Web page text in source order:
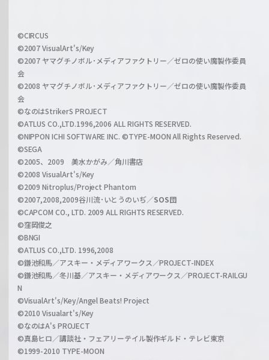
a
r
z
i
l
h
a
n
l
©CIRCUS
©2007 VisualArt's/Key
©2007 ヤマグチノボル･メディアファクトリー／ゼロの使い魔製作委員
会
©2008 ヤマグチノボル･メディアファクトリー／ゼロの使い魔製作委員
会
©なのはStrikerS PROJECT
©ATLUS CO.,LTD.1996,2006 ALL RIGHTS RESERVED.
©NIPPON ICHI SOFTWARE INC. ©TYPE-MOON All Rights Reserved.
©SEGA
©2005、2009 美水かがみ／角川書店
©2008 VisualArt's/Key
©2009 Nitroplus/Project Phantom
©2007,2008,2009谷川流･いとうのいぢ／SOS団
©CAPCOM CO., LTD. 2009 ALL RIGHTS RESERVED.
©窪岡俊之
©BNGI
©ATLUS CO.,LTD. 1996,2008
©鎌池和馬／アスキー・メディアワークス／PROJECT-INDEX
©鎌池和馬／冬川基／アスキー・メディアワークス／PROJECT-RAILGU
N
©VisualArt's/Key/Angel Beats! Project
©2010 Visualart's/Key
©なのはA's PROJECT
©真島ヒロ／講談社・フェアリーテイル製作ギルド・テレビ東京
©1999-2010 TYPE-MOON